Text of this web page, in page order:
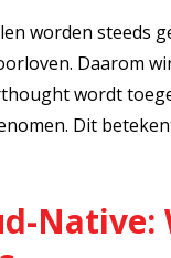
worden steeds
Daarom
wordt
Dit